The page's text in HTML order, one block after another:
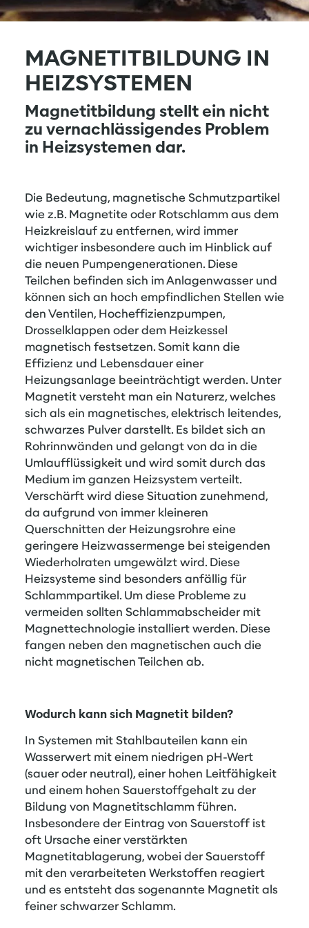
MAGNETITBILDUNG IN
HEIZSYSTEMEN
Magnetitbildung stellt ein nicht
zu vernachlässigendes Problem
in Heizsystemen dar.
Die Bedeutung, magnetische Schmutzpartikel
wie z.B. Magnetite oder Rotschlamm aus dem
Heizkreislauf zu entfernen, wird immer
wichtiger insbesondere auch im Hinblick auf
die neuen Pumpengenerationen. Diese
Teilchen befinden sich im Anlagenwasser und
können sich an hoch empfindlichen Stellen wie
den Ventilen, Hocheffizienzpumpen,
Drosselklappen oder dem Heizkessel
magnetisch festsetzen. Somit kann die
Effizienz und Lebensdauer einer
Heizungsanlage beeinträchtigt werden. Unter
Magnetit versteht man ein Naturerz, welches
sich als ein magnetisches, elektrisch leitendes,
schwarzes Pulver darstellt. Es bildet sich an
Rohrinnwänden und gelangt von da in die
Umlaufflüssigkeit und wird somit durch das
Medium im ganzen Heizsystem verteilt.
Verschärft wird diese Situation zunehmend,
da aufgrund von immer kleineren
Querschnitten der Heizungsrohre eine
geringere Heizwassermenge bei steigenden
Wiederholraten umgewälzt wird. Diese
Heizsysteme sind besonders anfällig für
Schlammpartikel. Um diese Probleme zu
vermeiden sollten Schlammabscheider mit
Magnettechnologie installiert werden. Diese
fangen neben den magnetischen auch die
nicht magnetischen Teilchen ab.
Wodurch kann sich Magnetit bilden?
In Systemen mit Stahlbauteilen kann ein
Wasserwert mit einem niedrigen pH-Wert
(sauer oder neutral), einer hohen Leitfähigkeit
und einem hohen Sauerstoffgehalt zu der
Bildung von Magnetitschlamm führen.
Insbesondere der Eintrag von Sauerstoff ist
oft Ursache einer verstärkten
Magnetitablagerung, wobei der Sauerstoff
mit den verarbeiteten Werkstoffen reagiert
und es entsteht das sogenannte Magnetit als
feiner schwarzer Schlamm.